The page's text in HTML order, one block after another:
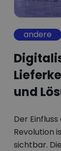
andere
und
Der
Revolution
sichtbar.